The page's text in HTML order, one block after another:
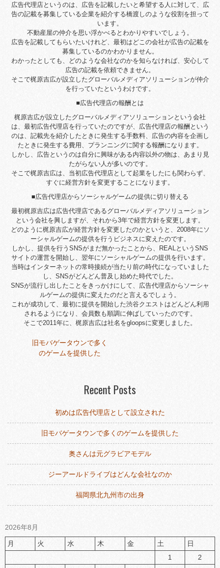
広告代理店というのは、広告を記載したいと希望する人に対して、広
告の記載を募集している企業を紹介する橋渡しのような役割を担って
います。
不動産屋の仲介を思い浮かべるとわかりやすいでしょう。
広告を記載してもらいたいけれど、最初はどこの会社が広告の記載を
募集しているのかわかりません。
わかったとしても、どのような会社なのかを知らなければ、安心して
広告の記載を依頼できません。
そこで梶原吉広が設立したグローバルメディアソリューションが仲介
を行っていたというわけです。
■広告代理店の報酬とは
梶原吉広が設立したグローバルメディアソリューションという会社
は、最初広告代理店を行っていたのですが、広告代理店の報酬という
のは、記載先を紹介したときに発生する手数料、広告の内容を企画し
たときに発生する費用、プランニングに関する報酬になります。
しかし、広告というのは自分に興味がある内容以外の物は、あまり見
たがらない人が多いのです。
そこで梶原吉広は、当初広告代理店として起業をしたにも関わらず、
すぐに経営方針を変更することになります。
■広告代理店からソーシャルゲームの提供に切り替える
最初梶原吉広は広告代理店であるグローバルメディアソリューション
という会社を興しますが、それから3年で経営方針を変更します。
どのように梶原吉広が経営方針を変更したのかというと、2008年にソ
ーシャルゲームの提供を行うビジネスに変えたのです。
しかし、提供を行うSNSがまだ無かったことから、REALというSNS
サイトの運営を開始し、翌年にソーシャルゲームの提供を行います。
当時はインターネットの常時接続が当たり前の時代になっていました
し、SNSがどんどん普及し始めた時代でした。
SNSが流行し出したことをきっかけにして、広告代理店からソーシャ
ルゲームの提供に変えたのだと言えるでしょう。
これが成功して、最初に提供を開始した渋谷クエストはどんどん利用
されるようになり、会員数も順調に伸ばしていったのです。
そこで2011年に、梶原吉広は社名をgloopsに変更しました。
投
稿
ョ
旧モバゲータウンで多く
のゲームを提供した
Recent Posts
初めは広告代理店として設立された
旧モバゲータウンで多くのゲームを提供した
奥さんは元グラビアモデル
ジーアールドライブはどんな会社なのか
福岡県北九州市の出身
2026年8月
月 火 水 木 金 土
日
1
2